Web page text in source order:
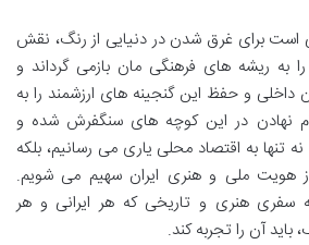
است برای غرق شدن در دنیایی از رنگ، نقش
به ریشه های فرهنگی مان بازمی گرداند و
داخلی و حفظ این گنجینه های ارزشمند را به
نهادن در این کوچه های سنگفرش شده و
تنها به اقتصاد محلی یاری می رسانیم، بلکه
ملی و هنری ایران سهیم می شویم.
سفری هنری و تاریخی که هر ایرانی و هر
باید آن را تجربه کند.